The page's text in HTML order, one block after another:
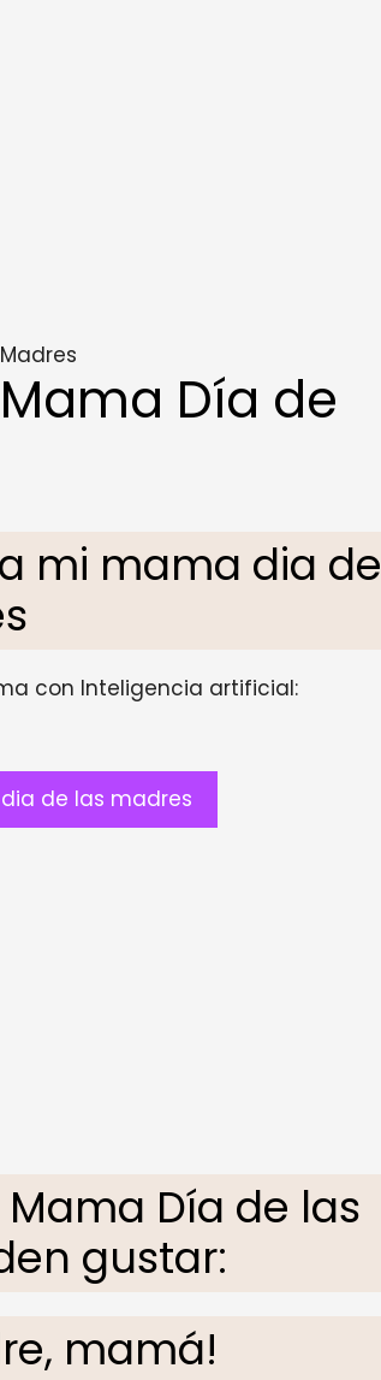
Día de
mi mama dia de
con Inteligencia artificial:
de las madres
Día de las
gustar:
mamá!